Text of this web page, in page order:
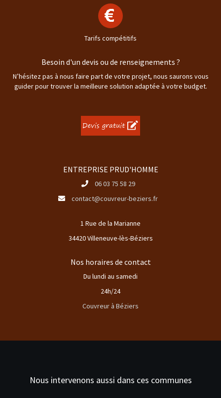
Tarifs compétitifs
Besoin d'un devis ou de renseignements ?
N’hésitez pas à nous faire part de votre projet, nous saurons vous
guider pour trouver la meilleure solution adaptée à votre budget.
ENTREPRISE PRUD'HOMME
06 03 75 58 29
contact@couvreur-beziers.fr
1 Rue de la Marianne
34420 Villeneuve-lès-Béziers
Nos horaires de contact
Du lundi au samedi
24h/24
Couvreur à Béziers
Nous intervenons aussi dans ces communes